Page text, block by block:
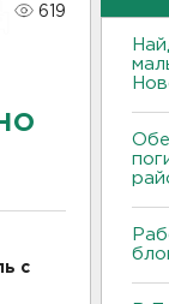
619
с